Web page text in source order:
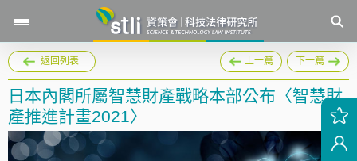
返回列表 上一篇 下一篇
日本內閣所屬智慧財產戰略本部公布〈智慧財
產推進計畫2021〉